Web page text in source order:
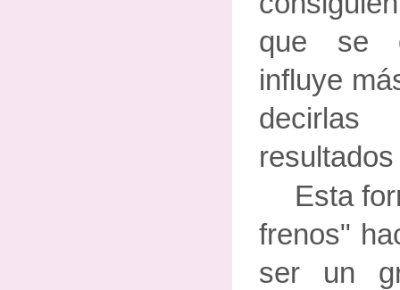
que se
influye
Esta
frenos"
ser un